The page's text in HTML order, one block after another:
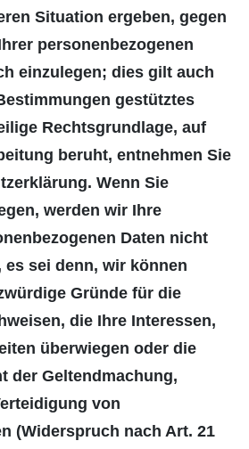
Situation ergeben, gegen
personenbezogenen
einzulegen; dies gilt auch
gestütztes
Rechtsgrundlage, auf
beruht, entnehmen Sie
Wenn Sie
werden wir Ihre
Daten nicht
es sei denn, wir können
Gründe für die
die Ihre Interessen,
überwiegen oder die
der Geltendmachung,
von
(Widerspruch nach Art. 21